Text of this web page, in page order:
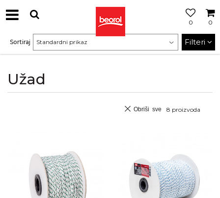
0
0
Užad
Sortiraj Filteri
8 proizvoda
Obriši sve